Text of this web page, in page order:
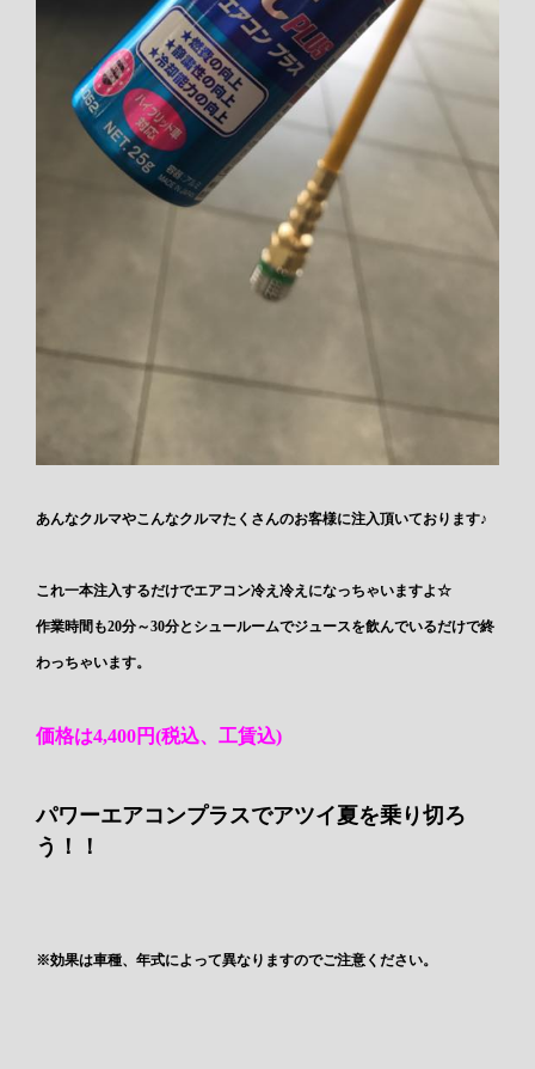
あんなクルマやこんなクルマたくさんのお客様に注入頂いております♪
これ一本注入するだけでエアコン冷え冷えになっちゃいますよ☆
作業時間も20分～30分とシュールームでジュースを飲んでいるだけで終
わっちゃいます。
価格は4,400円(税込、工賃込)
パワーエアコンプラスでアツイ夏を乗り切ろ
う！！
※効果は車種、年式によって異なりますのでご注意ください。